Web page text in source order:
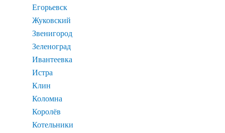
Егорьевск
Жуковский
Звенигород
Зеленоград
Ивантеевка
Истра
Клин
Коломна
Королёв
Котельники